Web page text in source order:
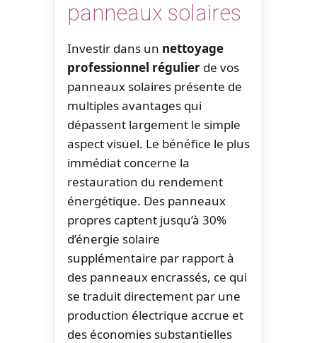
panneaux solaires
Investir dans un nettoyage
professionnel régulier de vos
panneaux solaires présente de
multiples avantages qui
dépassent largement le simple
aspect visuel. Le bénéfice le plus
immédiat concerne la
restauration du rendement
énergétique. Des panneaux
propres captent jusqu’à 30%
d’énergie solaire
supplémentaire par rapport à
des panneaux encrassés, ce qui
se traduit directement par une
production électrique accrue et
des économies substantielles